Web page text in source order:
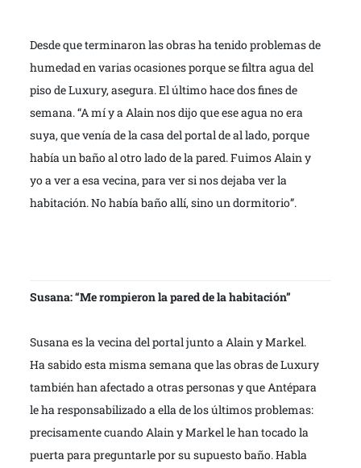
Desde que terminaron las obras ha tenido problemas de
humedad en varias ocasiones porque se filtra agua del
piso de Luxury, asegura. El último hace dos fines de
semana. “A mí y a Alain nos dijo que ese agua no era
suya, que venía de la casa del portal de al lado, porque
había un baño al otro lado de la pared. Fuimos Alain y
yo a ver a esa vecina, para ver si nos dejaba ver la
habitación. No había baño allí, sino un dormitorio”.
Susana: “Me rompieron la pared de la habitación”
Susana es la vecina del portal junto a Alain y Markel.
Ha sabido esta misma semana que las obras de Luxury
también han afectado a otras personas y que Antépara
le ha responsabilizado a ella de los últimos problemas:
precisamente cuando Alain y Markel le han tocado la
puerta para preguntarle por su supuesto baño. Habla